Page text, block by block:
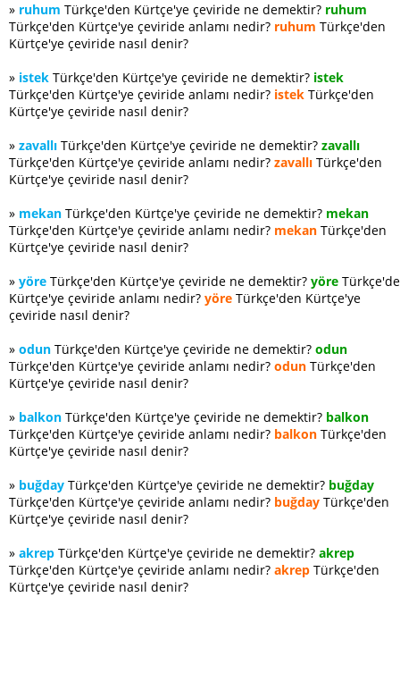
» ruhum Türkçe'den Kürtçe'ye çeviride ne demektir? ruhum
Türkçe'den Kürtçe'ye çeviride anlamı nedir? ruhum Türkçe'den
Kürtçe'ye çeviride nasıl denir?
» istek Türkçe'den Kürtçe'ye çeviride ne demektir? istek
Türkçe'den Kürtçe'ye çeviride anlamı nedir? istek Türkçe'den
Kürtçe'ye çeviride nasıl denir?
» zavallı Türkçe'den Kürtçe'ye çeviride ne demektir? zavallı
Türkçe'den Kürtçe'ye çeviride anlamı nedir? zavallı Türkçe'den
Kürtçe'ye çeviride nasıl denir?
» mekan Türkçe'den Kürtçe'ye çeviride ne demektir? mekan
Türkçe'den Kürtçe'ye çeviride anlamı nedir? mekan Türkçe'den
Kürtçe'ye çeviride nasıl denir?
» yöre Türkçe'den Kürtçe'ye çeviride ne demektir? yöre
Kürtçe'ye çeviride anlamı nedir? yöre Türkçe'den Kürtçe'ye
çeviride nasıl denir?
» odun Türkçe'den Kürtçe'ye çeviride ne demektir? odun
Türkçe'den Kürtçe'ye çeviride anlamı nedir? odun Türkçe'den
Kürtçe'ye çeviride nasıl denir?
» balkon Türkçe'den Kürtçe'ye çeviride ne demektir? balkon
Türkçe'den Kürtçe'ye çeviride anlamı nedir? balkon Türkçe'den
Kürtçe'ye çeviride nasıl denir?
» buğday Türkçe'den Kürtçe'ye çeviride ne demektir? buğday
Türkçe'den Kürtçe'ye çeviride anlamı nedir? buğday Türkçe'den
Kürtçe'ye çeviride nasıl denir?
» akrep Türkçe'den Kürtçe'ye çeviride ne demektir? akrep
Türkçe'den Kürtçe'ye çeviride anlamı nedir? akrep Türkçe'den
Kürtçe'ye çeviride nasıl denir?